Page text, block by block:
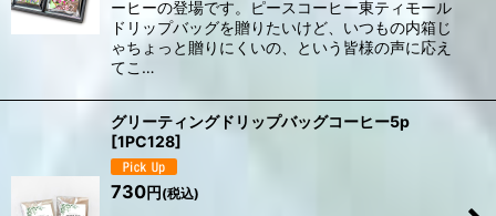
ーヒーの登場です。ピースコーヒー東ティモール
ドリップバッグを贈りたいけど、いつもの内箱じ
ゃちょっと贈りにくいの、という皆様の声に応え
てこ…
グリーティングドリップバッグコーヒー5p
[1PC128]
730円(税込)